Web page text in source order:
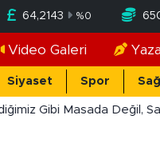
64,2143 %0
Video Galeri
Siyaset Spor
Gibi Masada Değil,